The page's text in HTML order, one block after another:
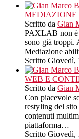
MEDIAZIONE
Scritto da Gian
PAXLAB non è
sono già troppi.
Mediazione
Scritto Giovedì,
WEB E
Scritto da Gian
Con piacevole
restyling del
contenuti
piattaforma…
Scritto Giovedì,